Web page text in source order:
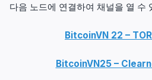
다음 노드에 연결하여 채널을 열 수
BitcoinVN 22 –
BitcoinVN25 –